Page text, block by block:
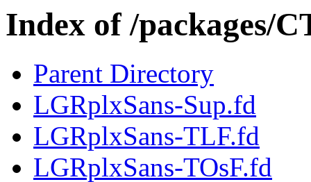
Index of /packages/
Parent Directory
LGRplxSans-Sup.fd
LGRplxSans-TLF.fd
LGRplxSans-TOsF.fd